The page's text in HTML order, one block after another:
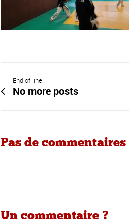
End of line
No more posts
Pas de
Un commentaire ?